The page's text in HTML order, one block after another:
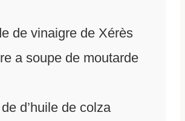
de vinaigre de Xérès
a soupe de moutarde
de d’huile de colza